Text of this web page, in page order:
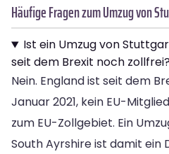
Häufige Fragen zum Umzug von
Ist ein Umzug von
seit dem Brexit noch
Nein. England ist seit dem
Januar 2021, kein EU-
zum EU-Zollgebiet. Ein
South Ayrshire ist damit